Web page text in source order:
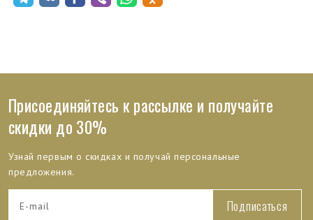
Присоединяйтесь к рассылке и получайте
скидки до 30%
Узнай первым о скидках и получай персональные
предложения.
Подписаться